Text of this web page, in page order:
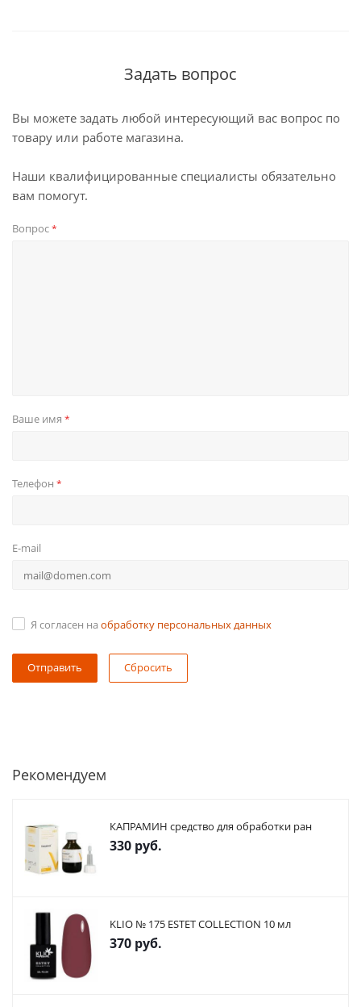
Задать вопрос
Вы можете задать любой интересующий вас вопрос по
товару или работе магазина.
Наши квалифицированные специалисты обязательно
вам помогут.
Вопрос*
Ваше имя *
Телефон *
E-mail
Я согласен на обработку персональных данных
Сбросить
Рекомендуем
КАПРАМИН средство для обработки ран
330 руб.
KLIO № 175 ESTET COLLECTION 10 мл
370 руб.